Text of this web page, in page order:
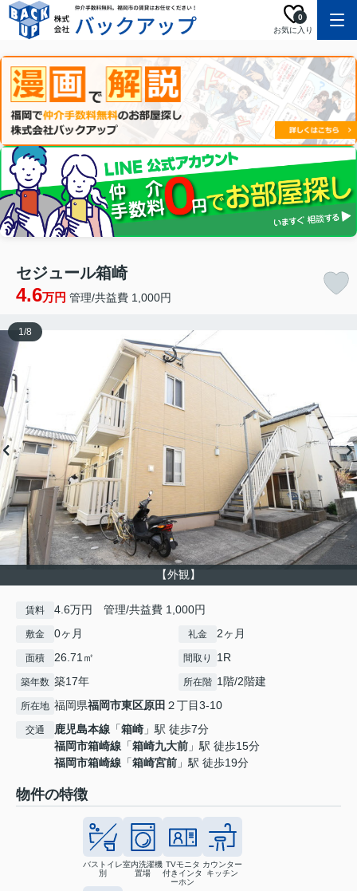
お気に入り
0
セジュール箱崎
4.6万円 管理/共益費 1,000円
【外観】
1/8
賃料 4.6万円 管理/共益費 1,000円
敷金 0ヶ月 礼金 2ヶ月
面積 26.71㎡ 間取り 1R
築年数 築17年 所在階 1階/2階建
所在地 福岡県福岡市東区原田 ２丁目3-10
交通 鹿児島本線 「箱崎 」駅 徒歩7分
福岡市箱崎線 「箱崎九大前 」駅 徒歩15分
福岡市箱崎線 「箱崎宮前 」駅 徒歩19分
物件の特徴
バストイレ
別
室内洗濯機
置場
TVモニタ
付きインタ
ーホン
カウンター
キッチン